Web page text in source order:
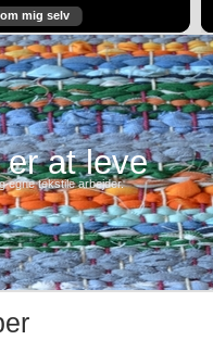
mig selv
at leve
egne tekstile arbejder.